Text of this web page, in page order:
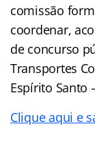
comissão
coordenar,
de concurso
Transportes
Espírito Santo
Clique aqui e